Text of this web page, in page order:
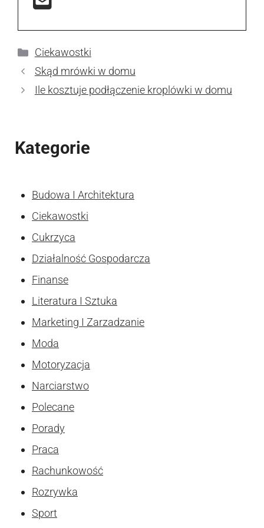
Kategorie
Ciekawostki
Skąd mrówki w domu
Ile kosztuje podłączenie kroplówki w domu
Kategorie
Budowa I Architektura
Ciekawostki
Cukrzyca
Działalność Gospodarcza
Finanse
Literatura I Sztuka
Marketing I Zarzadzanie
Moda
Motoryzacja
Narciarstwo
Polecane
Porady
Praca
Rachunkowość
Rozrywka
Sport